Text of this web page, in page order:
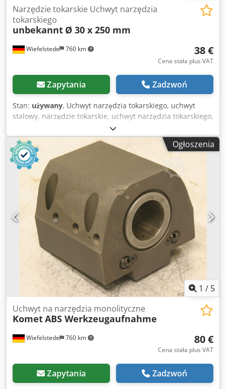
Wiefelstede 760 km
Narzędzie tokarskie Uchwyt narzędzia
tokarskiego
unbekannt Ø 30 x 250 mm
38 €
Cena stała plus VAT
Zapytania Zadzwoń
Stan: używany, Uchwyt narzędzia tokarskiego, uchwyt
stalowy, narzędzie tokarskie, uchwyt narzędzia tokarskiego,
uchwyt narzędziowy, osiowy uchwyt narzędziowy,
szybkowymienny uchwyt narzędziowy, uchwyt narzędzia
tokarskiego, uchwyt zaciskowy, uchwyt narzędzia
tokarskiego Djdeu Npftopfx Ap Ijwa -Narzędzie tokarskie:
uchwyt narzędzia tokarskiego Uchwyt narzędzia
tokarskiego -Wymiary: patrz zdjęcia / rysunek techniczny -
Ilość: dostępne 4x uchwyty do narzędzi tokarskich -Cena:
za sztukę -Wymiar: Ø 30 x 250 mm -Waga: 1,1 kg
Ogłoszenia
1 / 5
Wiefelstede 760 km
Uchwyt na narzędzia monolityczne
KometABS Werkzeugaufnahme
80 €
Cena stała plus VAT
Zapytania Zadzwoń